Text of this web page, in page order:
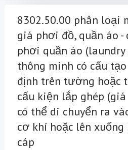
8302.50.00 phân loại
giá phơi đồ, quần áo -
phơi quần áo
thông minh có cấu
định trên tường hoặc
cấu kiện lắp ghép
có thể di chuyển ra
cơ khí hoặc lên
cáp